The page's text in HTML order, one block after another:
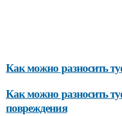
Как можно разносить
Как можно разносить
повреждения